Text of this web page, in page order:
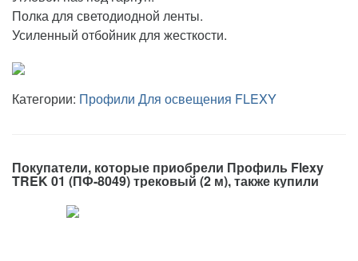
Полка для светодиодной ленты.
Усиленный отбойник для жесткости.
Категории: Профили Для освещения FLEXY
Покупатели, которые приобрели Профиль Flexy
TREK 01 (ПФ-8049) трековый (2 м), также купили